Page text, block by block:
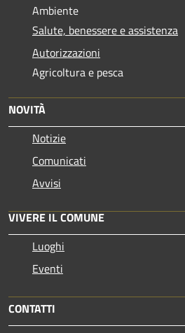
Ambiente
Salute, benessere e assistenza
Autorizzazioni
Agricoltura e pesca
NOVITÀ
Notizie
Comunicati
Avvisi
VIVERE IL COMUNE
Luoghi
Eventi
CONTATTI